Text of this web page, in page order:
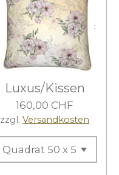
Luxus/Kissen
160,00 CHF
zzgl.Versandkosten